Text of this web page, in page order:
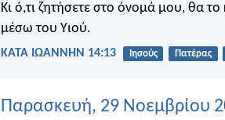
Κι ό,τι ζητήσετε στο όνομά μου, θα
μέσω του Υιού.
ΚΑΤΑ ΙΩΑΝΝΗΝ 14:13 Ιησούς Πατέρας
Παρασκευή, 29 Νοεμβρίου